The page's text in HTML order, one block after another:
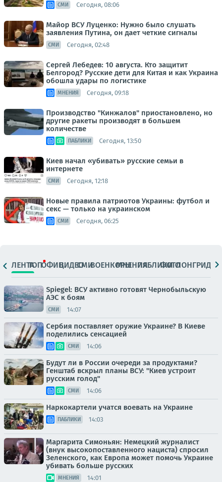
СМИ Сегодня, 08:06
Майор ВСУ Луценко: Нужно было слушать
заявления Путина, он дает четкие сигналы
СМИ Сегодня, 02:48
Сергей Лебедев: 10 августа. Кто защитит
Белгород? Русские дети для Китая и как Украина
обошла удары по логистике
МНЕНИЯ Сегодня, 09:18
Производство "Кинжалов" приостановлено, но
другие ракеты производят в большем
количестве
ПАБЛИКИ Сегодня, 13:50
Киев начал «убивать» русские семьи в
интернете
СМИ Сегодня, 12:18
Новые правила патриотов Украины: футбол и
секс — только на украинском
СМИ Сегодня, 06:25
ЛЕНТАТОПОФИЦ.ВИДЕОСМИВОЕНКОРЫМНЕНИЯПАБЛИКИ
ФОТОЛОНГРИДЫ
Spiegel: ВСУ активно готовят Чернобыльскую
АЭС к боям
СМИ 14:07
Сербия поставляет оружие Украине? В Киеве
поделились сенсацией
СМИ 14:06
Будут ли в России очереди за продуктами?
Генштаб вскрыл планы ВСУ: "Киев устроит
русским голод"
СМИ 14:06
Наркокартели учатся воевать на Украине
ПАБЛИКИ 14:03
Маргарита Симоньян: Немецкий журналист
(внук высокопоставленного нациста) спросил
Зеленского, как Европа может помочь Украине
убивать больше русских
МНЕНИЯ 14:01